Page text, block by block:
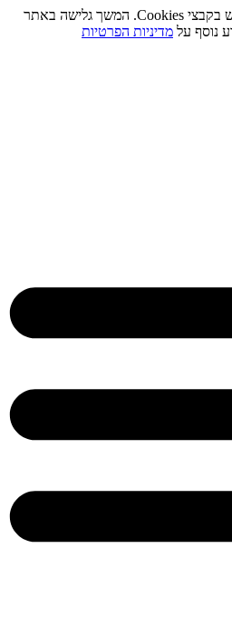
לידיעתך, באתר זה נעשה שימוש בקבצי Cookies. המשך גלישה באתר
נוסף עלמדיניות הפרטיות